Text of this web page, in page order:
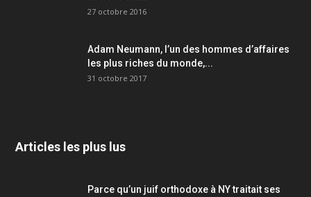
27 octobre 2016
Adam Neumann, l’un des hommes d’affaires
les plus riches du monde,...
31 octobre 2017
Articles les plus lus
Parce qu’un juif orthodoxe à NY traitait ses